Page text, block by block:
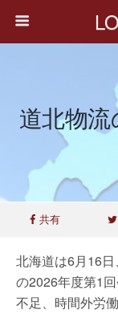
道北物
共有
北海道は6月16日
の2026年度第1
不足、時間外労